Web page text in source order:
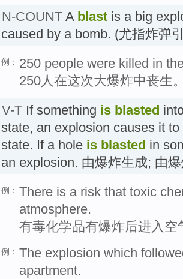
N-COUNT A blast is a big
caused by a bomb. (尤指炸弹
例： 250 people were killed in
250人在这次大爆炸中丧生
V-T If something is blasted
state, an explosion causes it
state. If a hole is blasted in
an explosion. 由爆炸生成; 由
例： There is a risk that toxic
atmosphere.
有毒化学品有爆炸后进入空
例： The explosion which
apartment.